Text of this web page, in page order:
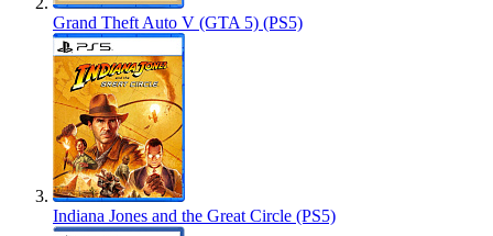
Grand Theft Auto V (GTA 5) (PS5)
Indiana Jones and the Great Circle (PS5)